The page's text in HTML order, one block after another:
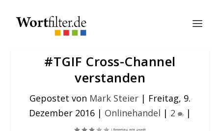
#TGIF Cross-Channel
verstanden
Gepostet von Mark Steier | Freitag, 9.
Dezember 2016 | Onlinehandel | 2 |